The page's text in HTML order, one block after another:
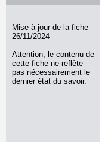
Mise à jour de la fiche
26/11/2024
Attention, le contenu de
cette fiche ne reflète
pas nécessairement le
dernier état du savoir.